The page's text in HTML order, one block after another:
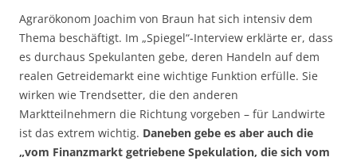
Agrarökonom Joachim von Braun hat sich intensiv dem
Thema beschäftigt. Im „Spiegel“-Interview erklärte er, dass
es durchaus Spekulanten gebe, deren Handeln auf dem
realen Getreidemarkt eine wichtige Funktion erfülle. Sie
wirken wie Trendsetter, die den anderen
Marktteilnehmern die Richtung vorgeben – für Landwirte
ist das extrem wichtig. Daneben gebe es aber auch die
„vom Finanzmarkt getriebene Spekulation, die sich vom